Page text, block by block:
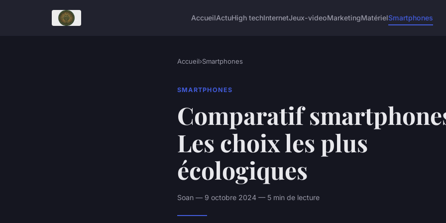
AccueilActuHigh techInternetJeux-videoMarketingMatérielSmartphones
Accueil›Smartphones
SMARTPHONES
Comparatif
Les choix les plus
écologiques
Soan — 9 octobre 2024 — 5 min de lecture